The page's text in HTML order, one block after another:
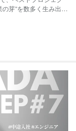
芽”を数多く生み出
。 👥 事業を“かた